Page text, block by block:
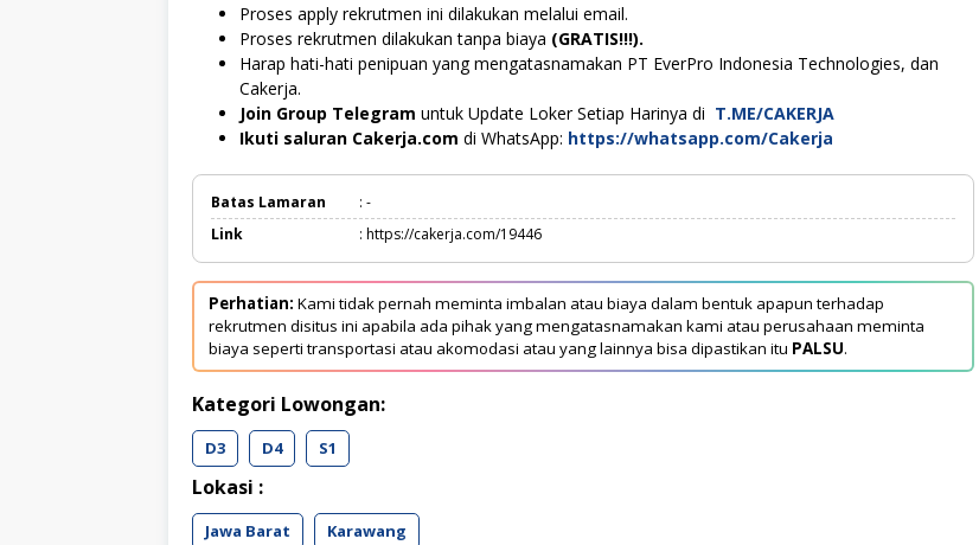
Proses apply rekrutmen ini dilakukan melalui email.
Proses rekrutmen dilakukan tanpa biaya (GRATIS!!!).
Harap hati-hati penipuan yang mengatasnamakan PT EverPro Indonesia Technologies, dan
Cakerja.
Join Group Telegram untuk Update Loker Setiap Harinya di T.ME/CAKERJA
Ikuti saluran Cakerja.com di WhatsApp: https://whatsapp.com/Cakerja
Batas Lamaran
: -
Link
: https://cakerja.com/19446
Perhatian: Kami tidak pernah meminta imbalan atau biaya dalam bentuk apapun terhadap
rekrutmen disitus ini apabila ada pihak yang mengatasnamakan kami atau perusahaan meminta
biaya seperti transportasi atau akomodasi atau yang lainnya bisa dipastikan itu PALSU.
Kategori Lowongan:
D3 D4 S1
Lokasi :
Jawa Barat Karawang